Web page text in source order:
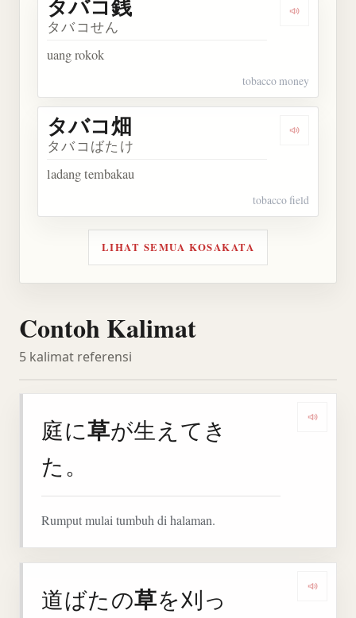
Dengarkan
タバコ銭
タバコせん
uang rokok
tobacco money
Dengarkan
タバコ畑
タバコばたけ
ladang tembakau
tobacco field
LIHAT SEMUA KOSAKATA
Contoh Kalimat
5 kalimat referensi
庭に草が生えてき
た。
Rumput mulai tumbuh di halaman.
道ばたの草を刈っ